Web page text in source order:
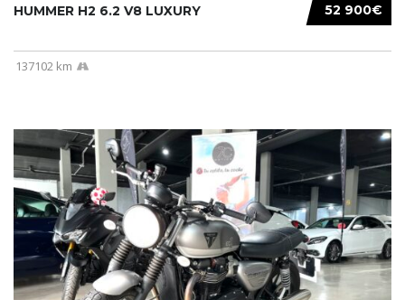
52 900€
HUMMER H2 6.2 V8 LUXURY
137102 km